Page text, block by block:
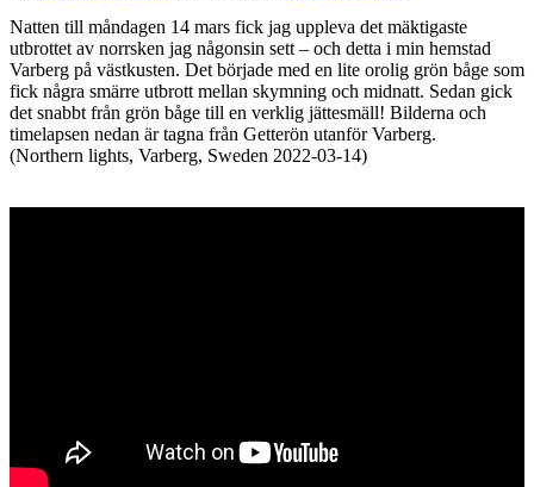
Natten till måndagen 14 mars fick jag uppleva det mäktigaste
utbrottet av norrsken jag någonsin sett – och detta i min hemstad
Varberg på västkusten. Det började med en lite orolig grön båge som
fick några smärre utbrott mellan skymning och midnatt. Sedan gick
det snabbt från grön båge till en verklig jättesmäll! Bilderna och
timelapsen nedan är tagna från Getterön utanför Varberg.
(Northern lights, Varberg, Sweden 2022-03-14)